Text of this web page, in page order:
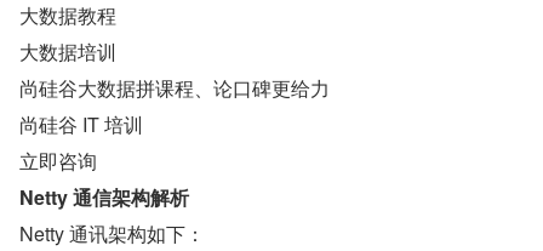
大数据教程
大数据培训
尚硅谷大数据拼课程、论口碑更给力
尚硅谷 IT 培训
立即咨询
Netty 通信架构解析
Netty 通讯架构如下：